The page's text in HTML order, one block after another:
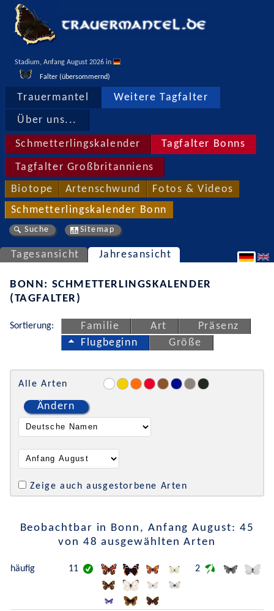
Stadium, Anfang August 2026 in
Falter (übersommernd)
Trauermantel Weitere Tagfalter
Über uns...
Schmetterlingskalender Tagfalter Bonns
Tagfalter Großbritanniens
Biotope Artenschwund Fotos & Videos
Schmetterlingskalender Bonn
Suche Sitemap
Tagesansicht Jahresansicht
BONN: SCHMETTERLINGSKALENDER
(TAGFALTER)
Sortierung: Familie Art
Präsenz
Flugbeginn
Größe
Alle Arten
Ändern
Zeige auch ausgestorbene Arten
Beobachtbar in Bonn, Anfang August: 45
von 48 ausgewählten Arten
häufig 11 2